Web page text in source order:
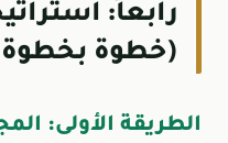
رابعاً:
(خطوة
الطريقة الأولى: